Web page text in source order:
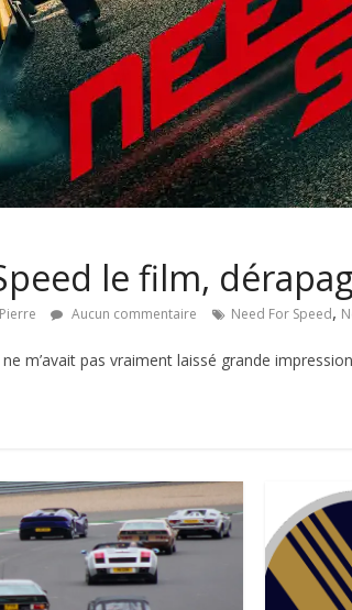
le film,
Pierre Aucun commentaire Need For Speed,
m’avait pas vraiment laissé grande